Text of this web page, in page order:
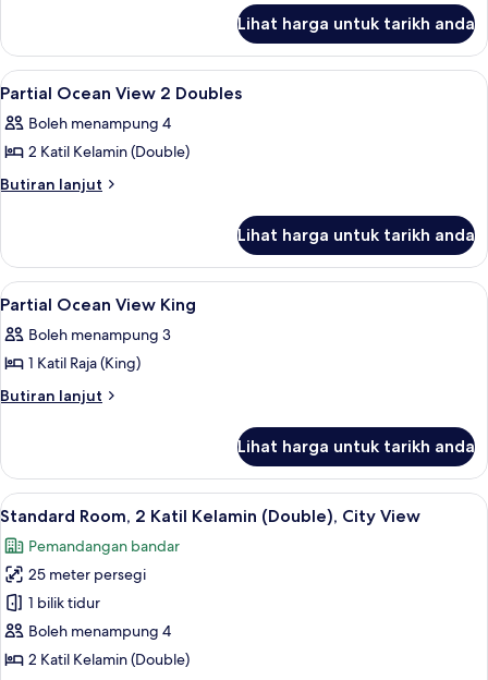
View
King
Lihat harga untuk tarikh anda
Lihat
semua
foto
untuk
Partial
2
Doubles
Peti besi dalam bilik, langsir/tirai
8
Partial Ocean View 2 Doubles
Boleh menampung 4
2 Katil Kelamin (Double)
Butiran lanjut
Butiran
Ocean
View
2
Lihat harga untuk tarikh anda
Lihat
semua
foto
untuk
Partial
King
Peti besi dalam bilik, langsir/tirai
8
Partial Ocean View King
Boleh menampung 3
1 Katil Raja (King)
Butiran lanjut
Butiran
Ocean
View
King
Lihat harga untuk tarikh anda
Lihat
semua
foto
untuk
Standard
Room,
2
Peti besi dalam bilik, langsir/tirai
11
Standard Room, 2 Katil Kelamin (Double), City View
Pemandangan bandar
25 meter persegi
1 bilik tidur
Boleh menampung 4
2 Katil Kelamin (Double)